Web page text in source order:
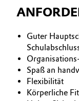
Guter
Spaß an
Flexibilität
Körperliche